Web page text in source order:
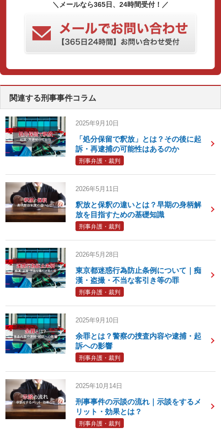
＼メールなら365日、24時間受付！／
関連する刑事事件コラム
2025年9月10日
「処分保留で釈放」とは？その後に起
訴・再逮捕の可能性はあるのか
刑事弁護・裁判
2026年5月11日
釈放と保釈の違いとは？早期の身柄解
放を目指すための基礎知識
刑事弁護・裁判
2026年5月28日
東京都迷惑行為防止条例について｜痴
漢・盗撮・不当な客引き等の罪
刑事弁護・裁判
2025年9月10日
余罪とは？警察の捜査内容や逮捕・起
訴への影響
刑事弁護・裁判
2025年10月14日
刑事事件の示談の流れ｜示談をするメ
リット・効果とは？
刑事弁護・裁判